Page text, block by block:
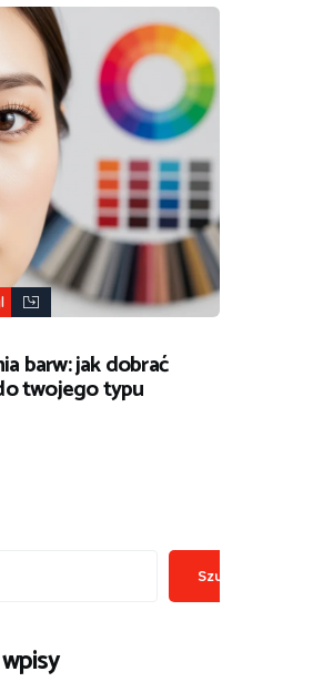
barw: jak dobrać
twojego typu
Szukaj